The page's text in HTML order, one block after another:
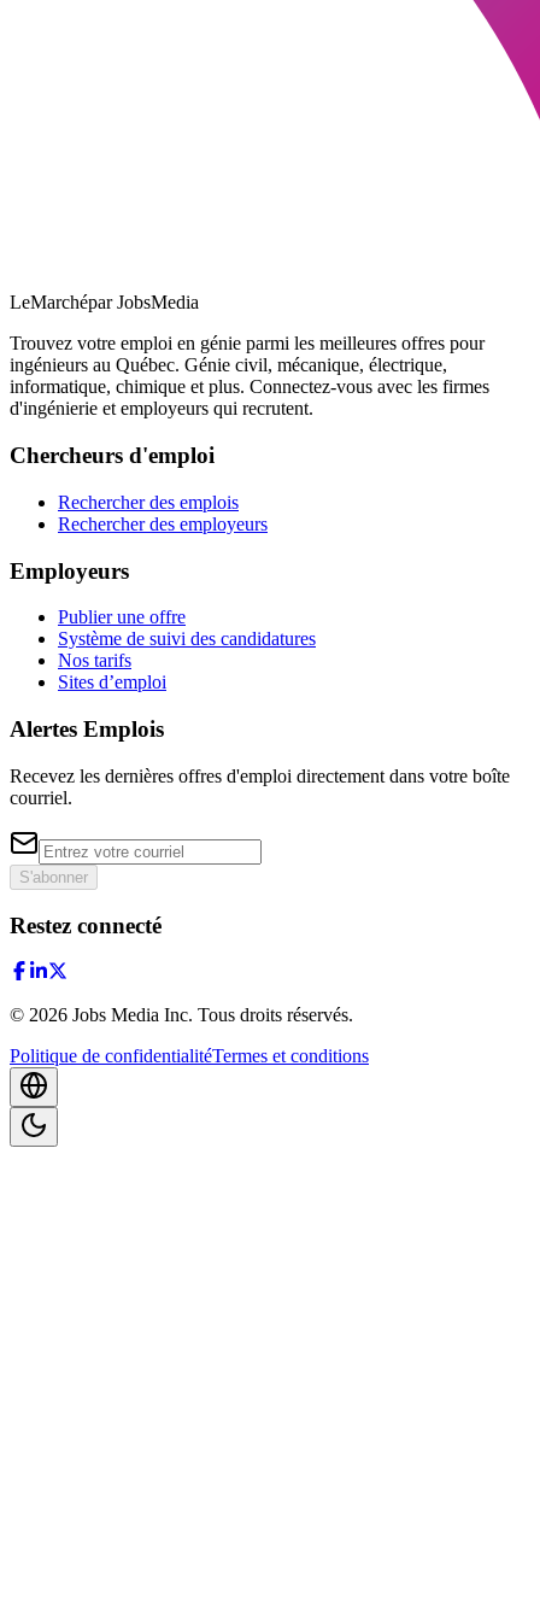
LeMarchépar JobsMedia
Trouvez votre emploi en génie parmi les meilleures offres pour
ingénieurs au Québec. Génie civil, mécanique, électrique,
informatique, chimique et plus. Connectez-vous avec les firmes
d'ingénierie et employeurs qui recrutent.
Chercheurs d'emploi
Rechercher des emplois
Rechercher des employeurs
Employeurs
Publier une offre
Système de suivi des candidatures
Nos tarifs
Sites d’emploi
Alertes Emplois
Recevez les dernières offres d'emploi directement dans votre boîte
courriel.
S'abonner
Restez connecté
© 2026 Jobs Media Inc. Tous droits réservés.
Politique de confidentialitéTermes et conditions